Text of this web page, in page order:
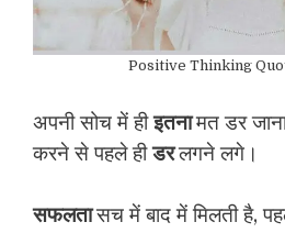
Positive Thinking
अपनी सोच में हीइतनामत डर
करने से पहले हीडरलगने लगे।
सफलतासच में बाद में मिलती है,